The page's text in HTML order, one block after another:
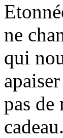
ne
qui
pas de